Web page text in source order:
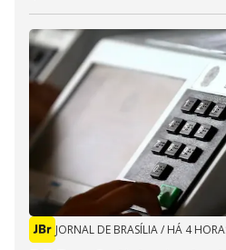
JORNAL DE BRASÍLIA/ HÁ 4